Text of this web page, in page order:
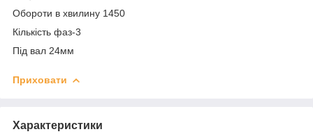
Обороти в хвилину 1450
Кількість фаз-3
Під вал 24мм
Приховати
Характеристики